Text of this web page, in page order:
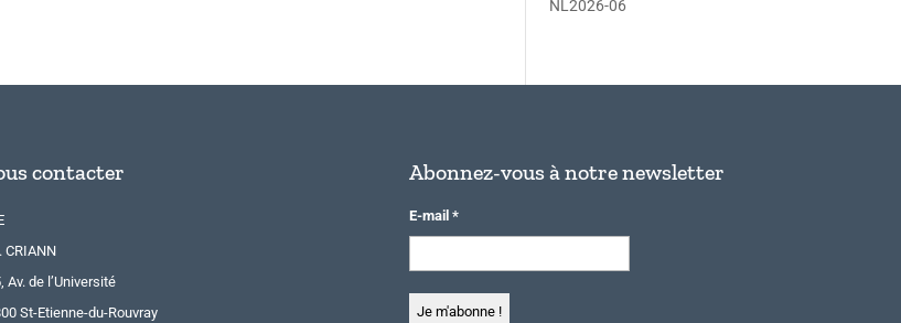
NL2026-06
contacter
CRIANN
Av. de l’Université
St-Etienne-du-Rouvray
Abonnez-vous à notre newsletter
E-mail *